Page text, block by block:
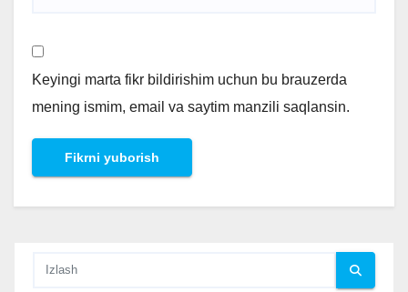
Keyingi marta fikr bildirishim uchun bu brauzerda
mening ismim, email va saytim manzili saqlansin.